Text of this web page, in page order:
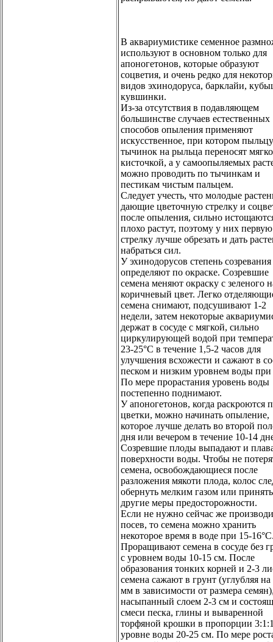
В аквариумистике семенное
используют в основном только для
апоногетонов, которые образуют
соцветия, и очень редко для
видов эхинодоруса, барклайи,
кувшинки.
Из-за отсутствия в подавляющем
большинстве случаев естественных
способов опыления применяют
искусственное, при котором
тычинок на рыльца переносят
кисточкой, а у самоопыляемых
можно проводить по тычинкам и
пестикам чистым пальцем.
Следует учесть, что молодые
дающие цветочную стрелку и
после опыления, сильно
плохо растут, поэтому у них первую
стрелку лучше обрезать и дать
набраться сил.
У эхинодорусов степень
определяют по окраске. Созревшие
семена меняют окраску с зеленого
коричневый цвет. Легко
семена снимают, подсушивают 1-2
недели, затем некоторые
держат в сосуде с мягкой, сильно
циркулирующей водой при
23-25°С в течение 1,5-2 часов для
улучшения всхожести и сажают в
песком и низким уровнем воды при
По мере прорастания уровень воды
постепенно поднимают.
У апоногетонов, когда раскроются
цветки, можно начинать опыление,
которое лучше делать во второй
дня или вечером в течение 10-14
Созревшие плоды выпадают и
поверхности воды. Чтобы не
семена, освобождающиеся после
разложения мякоти плода, колос
обернуть мелким газом или принять
другие меры предосторожности.
Если не нужно сейчас же
посев, то семена можно хранить
некоторое время в воде при 15-
Проращивают семена в сосуде без
с уровнем воды 10-15 см. После
образования тонких корней и 2-3
семена сажают в грунт (углубляя на
мм в зависимости от размера
насыпанный слоем 2-3 см и
смеси песка, глины и вываренной
торфяной крошки в пропорции
уровне воды 20-25 см. По мере